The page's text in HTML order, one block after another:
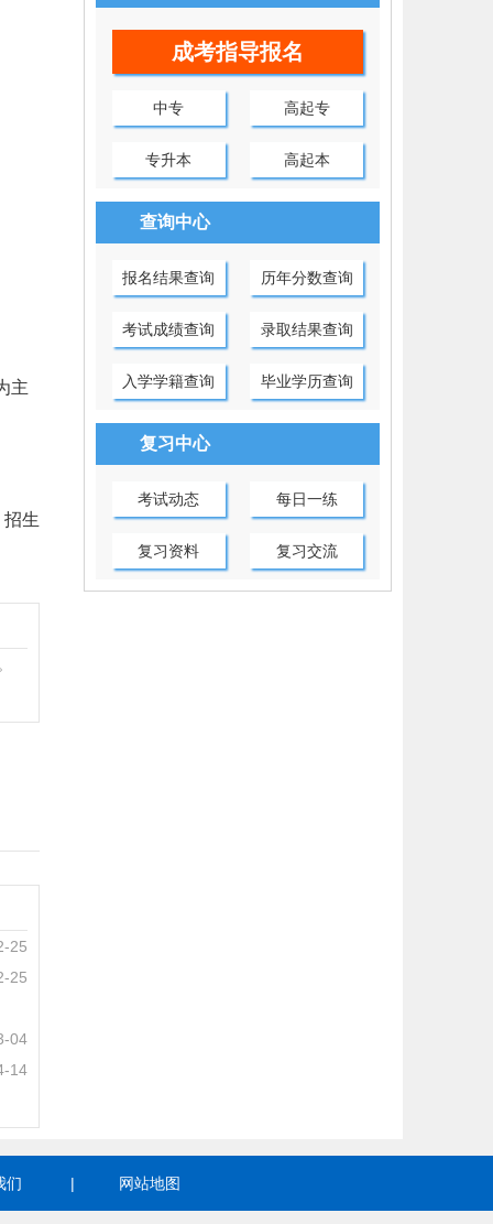
主
生
25
25
04
14
成考指导报名
中专 高起专
专升本 高起本
查询中心
报名结果查询 历年分数查询
考试成绩查询 录取结果查询
入学学籍查询 毕业学历查询
复习中心
考试动态 每日一练
复习资料 复习交流
们 | 网站地图